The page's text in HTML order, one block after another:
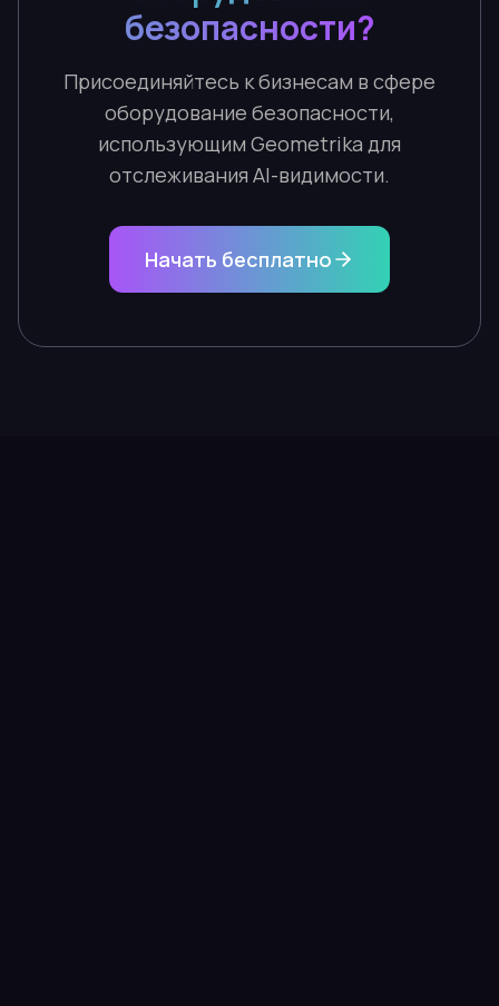
безопасности?
Присоединяйтесь к бизнесам в сфере
оборудование безопасности,
использующим Geometrika для
отслеживания AI-видимости.
Начать бесплатно